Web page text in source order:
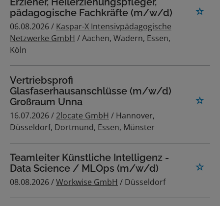
pädagogische Fachkräfte (m/w/d)
06.08.2026 / Kaspar-X Intensivpädagogische
Netzwerke GmbH / Aachen, Wadern, Essen,
Köln
Vertriebsprofi
Glasfaserhausanschlüsse (m/w/d)
Großraum Unna
16.07.2026 / 2locate GmbH / Hannover,
Düsseldorf, Dortmund, Essen, Münster
Teamleiter Künstliche Intelligenz -
Data Science / MLOps (m/w/d)
08.08.2026 /Workwise GmbH / Düsseldorf